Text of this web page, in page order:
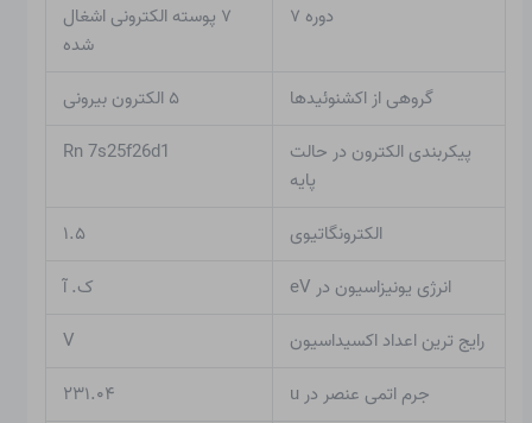
دوره ۷
۷ پوسته الکترونی اشغال
شده
گروهی از اکشنوئیدها
۵ الکترون بیرونی
پیکربندی الکترون در حالت
پایه
Rn 7s25f26d1
الکترونگاتیوی
۱.۵
انرژی یونیزاسیون در eV
ک. آ
رایج ترین اعداد اکسیداسیون
V
جرم اتمی عنصر در u
۲۳۱.۰۴